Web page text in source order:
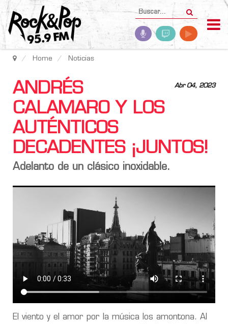
Home Noticias
Abr 04, 2023
ANDRÉS
CALAMARO Y LOS
AUTÉNTICOS
DECADENTES ¡JUNTOS!
Adelanto de un clásico inoxidable.
El viento y el amor por la música los amontona. Al